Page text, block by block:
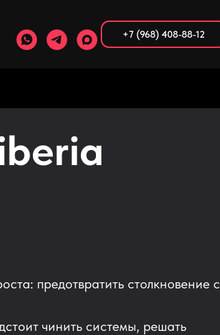
+7 (968) 408-88-12
предотвратить столкновение с
чинить системы, решать